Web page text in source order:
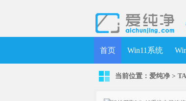
首页 Win11系统
当前位置： 爱纯净 >